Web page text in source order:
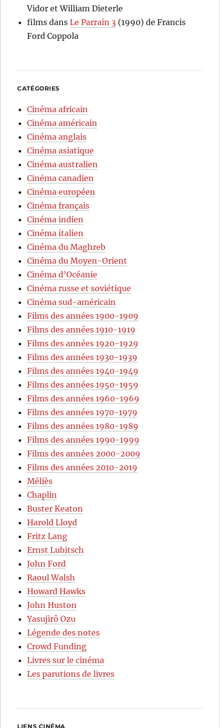
Vidor et William Dieterle
films dansLe Parrain 3 (1990) de Francis
Ford Coppola
CATÉGORIES
Cinéma africain
Cinéma américain
Cinéma anglais
Cinéma asiatique
Cinéma australien
Cinéma canadien
Cinéma européen
Cinéma français
Cinéma indien
Cinéma italien
Cinéma du Maghreb
Cinéma du Moyen-Orient
Cinéma d’Océanie
Cinéma russe et soviétique
Cinéma sud-américain
Films des années 1900-1909
Films des années 1910-1919
Films des années 1920-1929
Films des années 1930-1939
Films des années 1940-1949
Films des années 1950-1959
Films des années 1960-1969
Films des années 1970-1979
Films des années 1980-1989
Films des années 1990-1999
Films des années 2000-2009
Films des années 2010-2019
Méliès
Chaplin
Buster Keaton
Harold Lloyd
Fritz Lang
Ernst Lubitsch
John Ford
Raoul Walsh
Howard Hawks
John Huston
Yasujirô Ozu
Légende des notes
Crowd Funding
Livres sur le cinéma
Les parutions de livres
LIENS CINÉMA